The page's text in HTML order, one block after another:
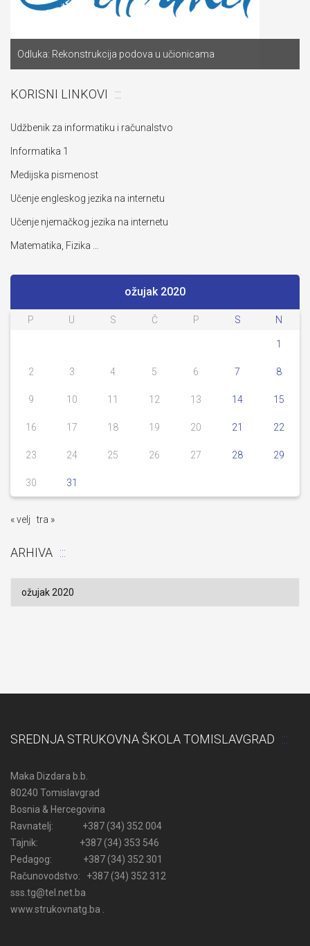
Odluka: Rekonstrukcija podova u učionicama
KORISNI LINKOVI
Udžbenik za informatiku i računalstvo
Informatika 1
Medijska pismenost
Učenje engleskog jezika na internetu
Učenje njemačkog jezika na internetu
Matematika, Fizika …
ožujak 2020
P U S Č P S N
1
2 3 4 5 6 7 8
9 10 11 12 13 14 15
16 17 18 19 20 21 22
23 24 25 26 27 28 29
30 31
« velj tra »
ARHIVA
SREDNJA STRUKOVNA ŠKOLA TOMISLAVGRAD
Maka Dizdara b.b.
80240 Tomislavgrad
Bosnia & Hercegovina
Ravnatelj: +387 (34) 352 004
Tajnik: +387 (34) 353 546
Pedagog: +387 (34) 352 301
Računovodstvo: +387 (34) 352 312
sss.tg@tel.net.ba
www.strukovnatg.ba .